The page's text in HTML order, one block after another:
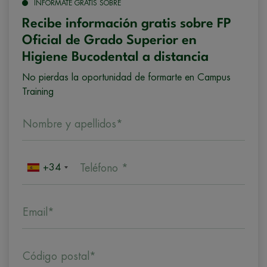
INFÓRMATE GRATIS SOBRE
Recibe información gratis sobre FP
Oficial de Grado Superior en
Higiene Bucodental a distancia
No pierdas la oportunidad de formarte en Campus
Training
Nombre y apellidos*
+34 Teléfono *
Email*
Código postal*